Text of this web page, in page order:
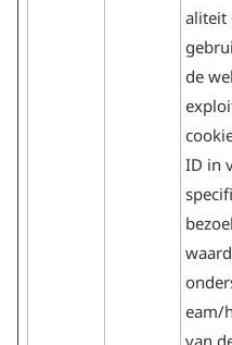
aliteit
de
ID in
eam/
van